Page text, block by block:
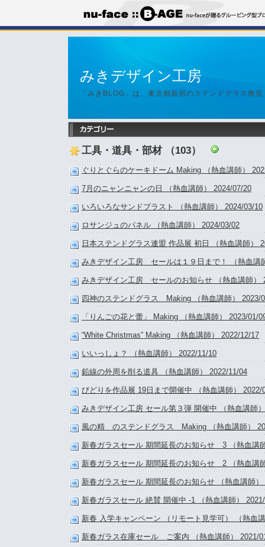
みきデザイン工房
「みきBLOG」は、東京都新宿のステンドグラス教
工具・道具・部材 （103）
ぐりとぐらのケーキドーム Making （熱血講師）
7月のニャンニャンの日 （熱血講師） 2024/07/20
いろいろなサンドブラスト （熱血講師） 2024/03/10
ロサンジュのパネル （熱血講師） 2024/03/02
日本ステンドグラス連盟 作品展 初日 （熱血講師）
みきデザイン工房 セールは１９日まで！ （熱血講
みきデザイン工房 セールのお知らせ （熱血講師）
四神のステンドグラス Making （熱血講師） 2023/
「りんごの花と蕾」 Making （熱血講師） 2023/01/
“White Christmas” Making （熱血講師） 2022/12/17
いいっしょ？ （熱血講師） 2022/11/10
鉛線の外周を削る道具 （熱血講師） 2022/11/04
びどりを作品展 19日まで開催中 （熱血講師） 2022/
みきデザイン工房 セール第３弾 開催中 （熱血講師
風の精 のステンドグラス Making （熱血講師）
新春ガラスセール 期間延長のお知らせ 3 （熱血講
新春ガラスセール 期間延長のお知らせ 2 （熱血講
新春ガラスセール 期間延長のお知らせ （熱血講師
新春ガラスセール 絶賛 開催中 -1 （熱血講師）
新春 入学キャンペーン （リモート見学可） （熱血
新春ガラス在庫セール ご案内 （熱血講師） 2021/